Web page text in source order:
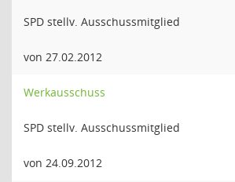
SPD stellv. Ausschussmitglied
von 27.02.2012
Werkausschuss
SPD stellv. Ausschussmitglied
von 24.09.2012